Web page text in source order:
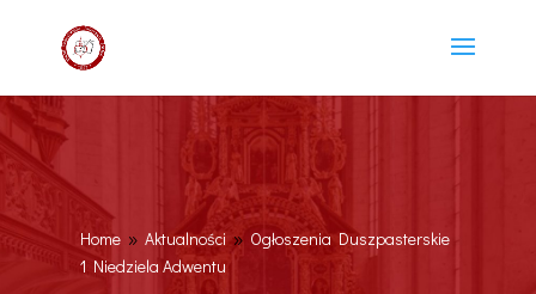
Home 9 Aktualności 9 Ogłoszenia Duszpasterskie
1 Niedziela Adwentu